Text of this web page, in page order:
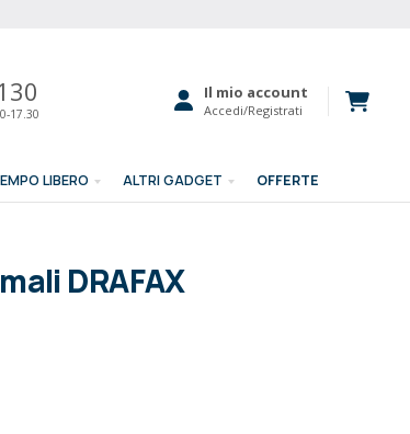
17.30
Il mio account
Accedi/Registrati
LIBERO ALTRI GADGET OFFERTE
DRAFAX